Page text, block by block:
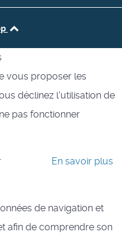
vous proposer les
déclinez l'utilisation de
pas fonctionner
En savoir plus
de navigation et
afin de comprendre son